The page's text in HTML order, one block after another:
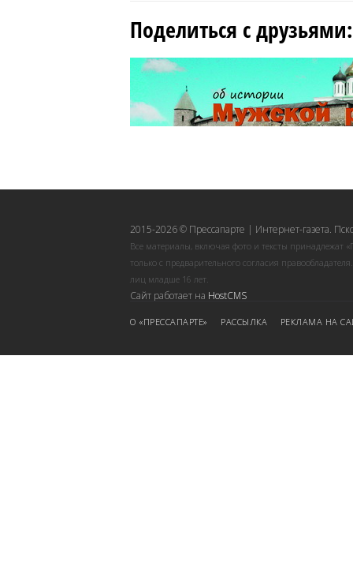
Поделиться с друзьями:
2015-2026 © Прессапарте | Интернет-газета.
Все материалы, включая фото и тексты принадлежат
только с предварительного согласия
лиц младше 16 лет.
Сайт работает на HostCMS
О «ПРЕССАПАРТЕ» РАССЫЛКА РЕКЛАМА НА